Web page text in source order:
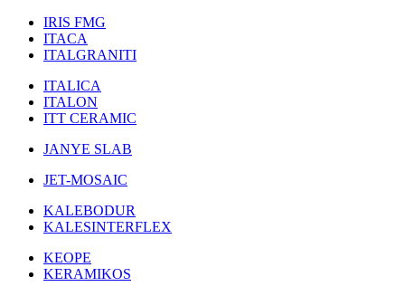
IRIS FMG
ITACA
ITALGRANITI
ITALICA
ITALON
ITT CERAMIC
JANYE SLAB
JET-MOSAIC
KALEBODUR
KALESINTERFLEX
KEOPE
KERAMIKOS